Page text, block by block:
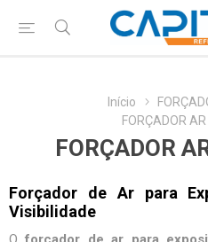
Início
FORÇADOR
FORÇADOR
Forçador de Ar para
Visibilidade